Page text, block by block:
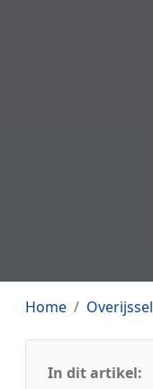
Home Overijssel
In dit artikel: